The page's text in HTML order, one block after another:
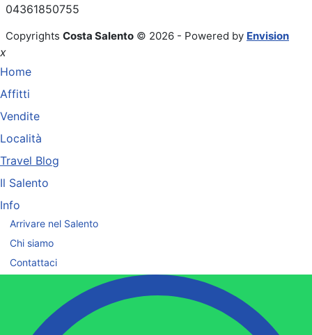
04361850755
Copyrights Costa Salento © 2026 - Powered by Envision
x
Home
Affitti
Vendite
Località
Travel Blog
Il Salento
Info
Arrivare nel Salento
Chi siamo
Contattaci